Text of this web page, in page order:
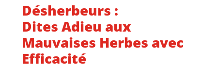
Désherbeurs :
Dites Adieu aux
Mauvaises Herbes avec
Efficacité